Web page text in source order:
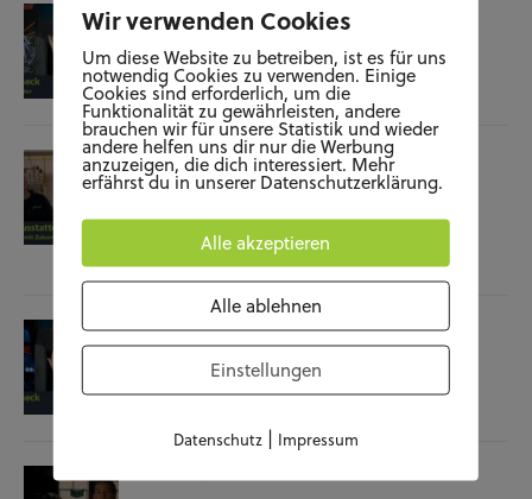
KUNST UND KULTUR SOZIALES
Film-Check “The Terminator”
04.11.25
SOZIALES WISSENSCHAFT & NATUR
Raumausstatterin – (k)ein Beruf mit
Zukunft?
KUNST UND KULTUR SOZIALES
Film-Check “Christine”
Wir verwenden Cookies
Um diese Website zu betreiben, ist es für uns
notwendig Cookies zu verwenden. Einige
Cookies sind erforderlich, um die
Funktionalität zu gewährleisten, andere
brauchen wir für unsere Statistik und wieder
andere helfen uns dir nur die Werbung
anzuzeigen, die dich interessiert. Mehr
erfährst du in unserer Datenschutzerklärung.
Alle akzeptieren
Alle ablehnen
Einstellungen
Datenschutz| Impressum